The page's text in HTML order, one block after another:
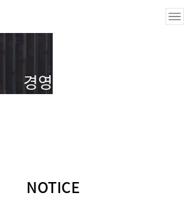
경영학부
NOTICE